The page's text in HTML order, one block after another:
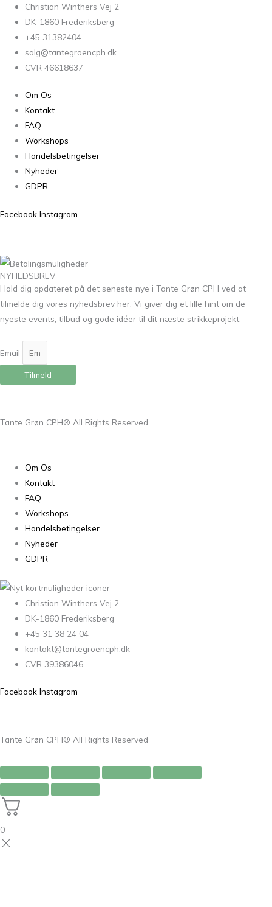
Christian Winthers Vej 2
DK-1860 Frederiksberg
+45 31382404
salg@tantegroencph.dk
CVR 46618637
Om Os
Kontakt
FAQ
Workshops
Handelsbetingelser
Nyheder
GDPR
Facebook Instagram
NYHEDSBREV
Hold dig opdateret på det seneste nye i Tante Grøn CPH ved at
tilmelde dig vores nyhedsbrev her. Vi giver dig et lille hint om de
nyeste events, tilbud og gode idéer til dit næste strikkeprojekt.
Email
Tilmeld
Tante Grøn CPH® All Rights Reserved
Om Os
Kontakt
FAQ
Workshops
Handelsbetingelser
Nyheder
GDPR
Christian Winthers Vej 2
DK-1860 Frederiksberg
+45 31 38 24 04
kontakt@tantegroencph.dk
CVR 39386046
Facebook Instagram
Tante Grøn CPH® All Rights Reserved
0